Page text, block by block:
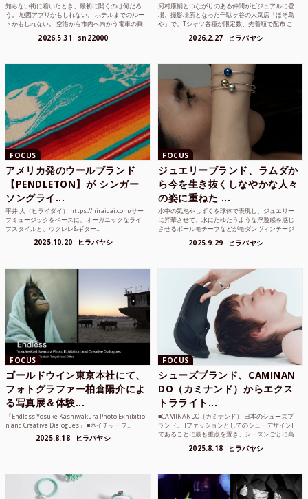
知らない街に着いたとき、最初に開くのは何だろ
う。 地図アプリかもしれない。 ホテルまでのルー
トかもしれない。 空港から市内へ向かう電車の乗
2026.5.31 sn22000
河村康輔とつながりのある仲間がビジュアルに登
場。撮影場所となった千駄ヶ谷の人気店「ほそ島
や」で、Tシャツ各種が限定数、先着順で配布 こ
2026.2.27 ヒラバヤシ
FOCUS
アメリカ発のウールブランド
【PENDLETON】が シンガー
ソングライ...
平井 大（ヒライダイ） https://hiraidai.com/サー
フミュージックをベースに、オーガニックなライ
フスタイルと、ウクレレ&ギター...
2025.10.20 ヒラバヤシ
FOCUS
ジュエリーブランド、ラムダか
ら今を生き抜くしなやかな人々
の姿に重ねた ...
水中の気泡やしずくを球体で表現し、ジュエリー
に昇華させて、水にたゆたうような浮遊感を感じ
させるボールモチーフなどがモダンヴィンテージ
2025.9.29 ヒラバヤシ
FOCUS
ゴールドウイン東京本社にて、
フォトグラファー柏倉陽介によ
る写真展＆体験...
「Endless Yosuke Kashiwakura Photo Exhibitio
n and Creative Dialogues」 ■ネイチャーフ...
2025.8.18 ヒラバヤシ
FOCUS
シューズブランド、CAMINAN
DO（カミナンド）からエクス
トラライト...
■CAMINANDO（カミナンド） 日本のシューズブ
ランド。 [ファッションとしてのシューデザイン]
であることに最も重点を置き、シーズンごとに高
2025.8.18 ヒラバヤシ